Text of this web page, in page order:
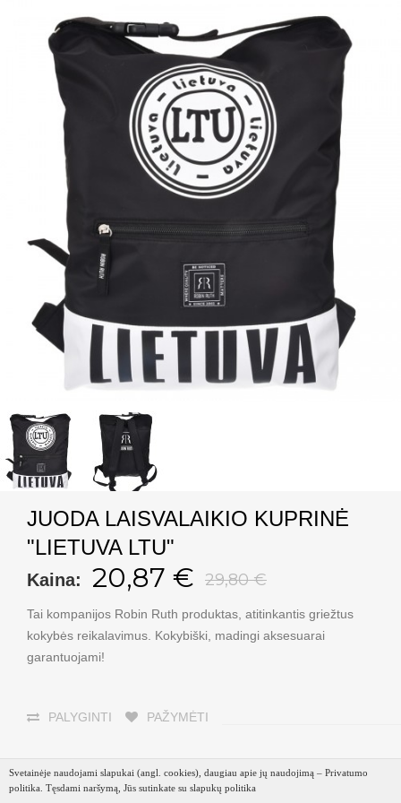
JUODA LAISVALAIKIO KUPRINĖ
"LIETUVA LTU"
Kaina: 29,80 €
20,87 €
Tai kompanijos Robin Ruth produktas, atitinkantis griežtus
kokybės reikalavimus. Kokybiški, madingi aksesuarai
garantuojami!
PALYGINTI PAŽYMĖTI
VNT: Į KREPŠELĮ
Svetainėje naudojami slapukai (angl. cookies), daugiau apie jų naudojimą – Privatumo
politika. Tęsdami naršymą, Jūs sutinkate su slapukų politika